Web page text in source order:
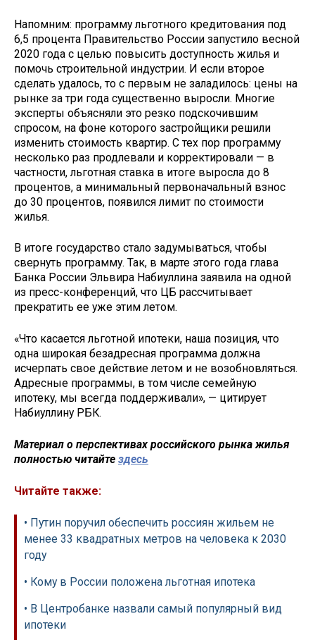
Напомним: программу льготного кредитования под
6,5 процента Правительство России запустило весной
2020 года с целью повысить доступность жилья и
помочь строительной индустрии. И если второе
сделать удалось, то с первым не заладилось: цены на
рынке за три года существенно выросли. Многие
эксперты объясняли это резко подскочившим
спросом, на фоне которого застройщики решили
изменить стоимость квартир. С тех пор программу
несколько раз продлевали и корректировали — в
частности, льготная ставка в итоге выросла до 8
процентов, а минимальный первоначальный взнос
до 30 процентов, появился лимит по стоимости
жилья.
В итоге государство стало задумываться, чтобы
свернуть программу. Так, в марте этого года глава
Банка России Эльвира Набиуллина заявила на одной
из пресс-конференций, что ЦБ рассчитывает
прекратить ее уже этим летом.
«Что касается льготной ипотеки, наша позиция, что
одна широкая безадресная программа должна
исчерпать свое действие летом и не возобновляться.
Адресные программы, в том числе семейную
ипотеку, мы всегда поддерживали», — цитирует
Набиуллину РБК.
Материал о перспективах российского рынка жилья
полностью читайте здесь
Читайте также:
• Путин поручил обеспечить россиян жильем не
менее 33 квадратных метров на человека к 2030
году
• Кому в России положена льготная ипотека
• В Центробанке назвали самый популярный вид
ипотеки